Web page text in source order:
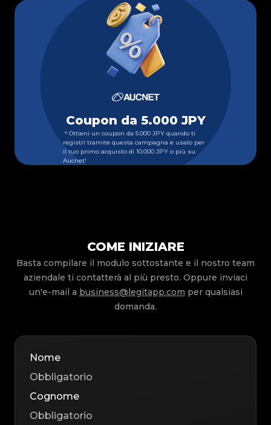
Coupon da 5.000 JPY
＊Ottieni un coupon da 5.000 JPY quando ti
registri tramite questa campagna e usalo per
il tuo primo acquisto di 10.000 JPY o più su
Aucnet!
COME INIZIARE
Basta compilare il modulo sottostante e il nostro team
aziendale ti contatterà al più presto. Oppure inviaci
un'e-mail a business@legitapp.com per qualsiasi
domanda.
Nome
Cognome